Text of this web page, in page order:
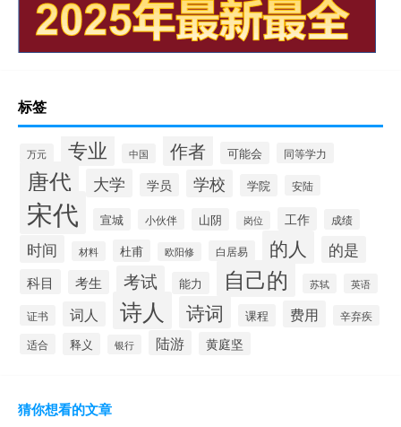
标签
万元 专业 中国 作者 可能会 同等学力
唐代 大学 学员 学校 学院 安陆
宋代 宣城 小伙伴 山阴 岗位 工作 成绩
时间 材料 杜甫 欧阳修 白居易 的人 的是
科目 考生 考试 能力 自己的 苏轼 英语
证书 词人 诗人 诗词 课程 费用
辛弃疾
适合
释义 银行 陆游 黄庭坚
猜你想看的文章